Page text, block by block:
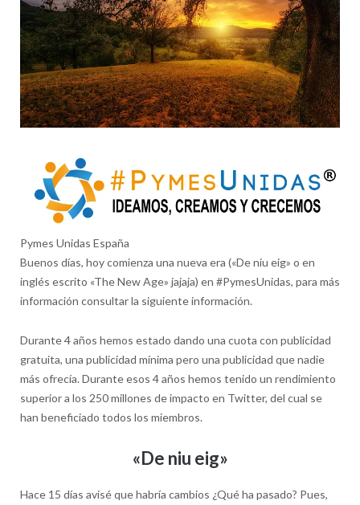
Pymes Unidas España
Buenos días, hoy comienza una nueva era («De niu eig» o en
inglés escrito «The New Age» jajaja) en #PymesUnidas, para más
información consultar la siguiente información.
Durante 4 años hemos estado dando una cuota con publicidad
gratuita, una publicidad mínima pero una publicidad que nadie
más ofrecía. Durante esos 4 años hemos tenido un rendimiento
superior a los 250 millones de impacto en Twitter, del cual se
han beneficiado todos los miembros.
«De niu eig»
Hace 15 días avisé que habría cambios ¿Qué ha pasado? Pues,